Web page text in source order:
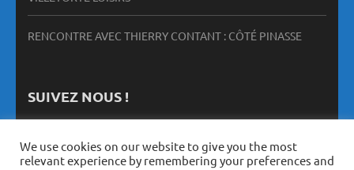
RENCONTRE AVEC THIERRY CONTANT : CÔTÉ PINASSE
SUIVEZ NOUS !
We use cookies on our website to give you the most
relevant experience by remembering your preferences and